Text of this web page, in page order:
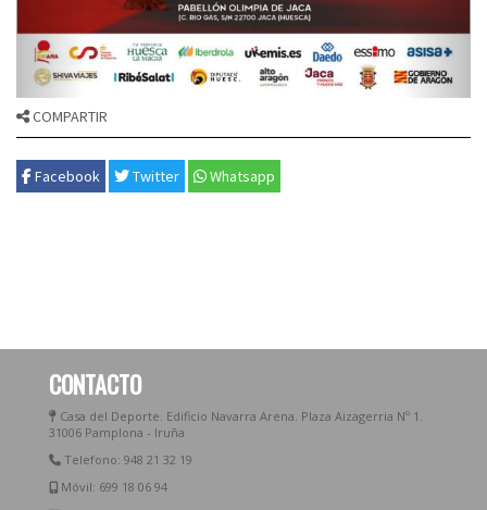
COMPARTIR
Facebook Twitter Whatsapp
CONTACTO
Casa del Deporte. Edificio Navarra Arena. Plaza Aizagerria Nº 1.
31006 Pamplona - Iruña
Telefono: 948 21 32 19
Móvil: 699 18 06 94